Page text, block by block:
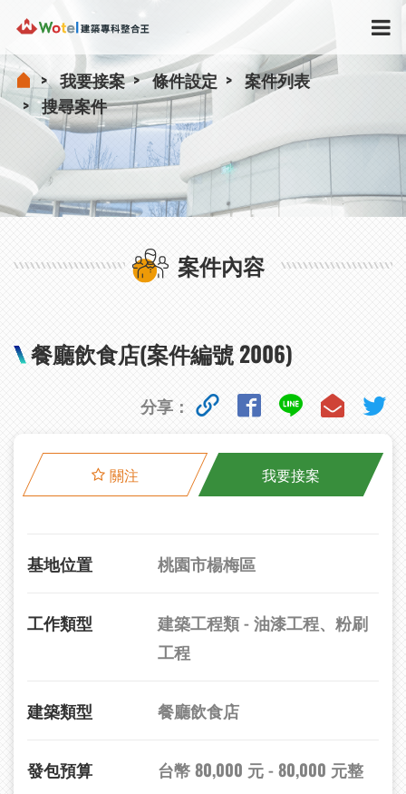
我要接案 條件設定
案件列表
搜尋案件
案件內容
餐廳飲食店(案件編號 2006)
分享：
基地位置 桃園市楊梅區
工作類型
建築工程類 - 油漆工程、粉刷
工程
建築類型 餐廳飲食店
發包預算 台幣 80,000 元 - 80,000 元整
關注 我要接案